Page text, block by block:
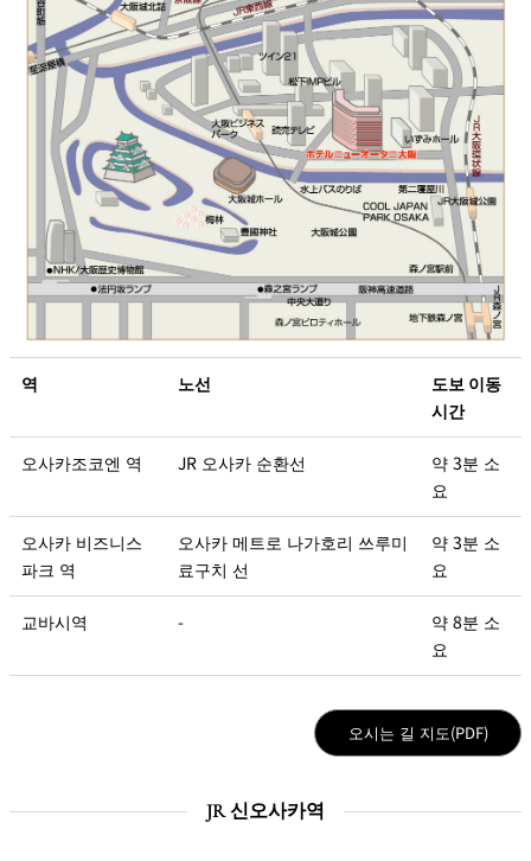
역 노선
도보 이동
시간
오사카조코엔 역 JR 오사카 순환선
약 3분 소
요
오사카 비즈니스
파크 역
오사카 메트로 나가호리 쓰루미
료구치 선
약 3분 소
요
교바시역 -
약 8분 소
요
오시는 길 지도(PDF)
JR 신오사카역